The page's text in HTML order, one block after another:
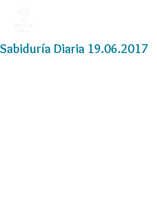
Sabiduría Diaria 19.06.2017